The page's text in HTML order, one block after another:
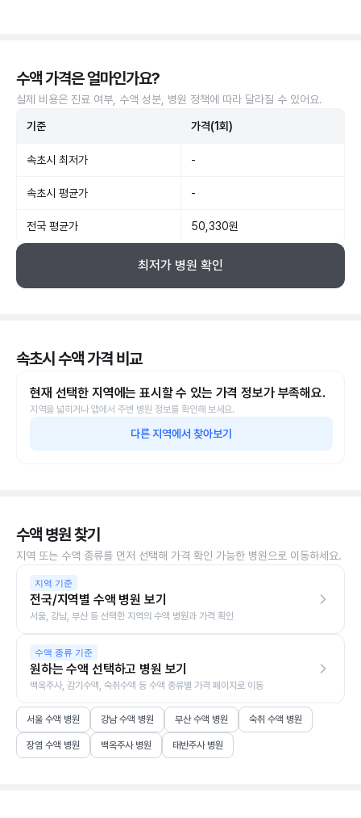
수액 가격은 얼마인가요?
실제 비용은 진료 여부, 수액 성분, 병원 정책에 따라 달라질 수 있어요.
기준 가격(1회)
속초시 최저가 -
속초시 평균가 -
전국 평균가 50,330원
최저가 병원 확인
속초시 수액 가격 비교
현재 선택한 지역에는 표시할 수 있는 가격 정보가 부족해요.
지역을 넓히거나 앱에서 주변 병원 정보를 확인해 보세요.
다른 지역에서 찾아보기
수액 병원 찾기
지역 또는 수액 종류를 먼저 선택해 가격 확인 가능한 병원으로 이동하세요.
지역 기준
전국/지역별 수액 병원 보기
서울, 강남, 부산 등 선택한 지역의 수액 병원과 가격 확인
수액 종류 기준
원하는 수액 선택하고 병원 보기
백옥주사, 감기수액, 숙취수액 등 수액 종류별 가격 페이지로 이동
서울 수액 병원 강남 수액 병원 부산 수액 병원 숙취 수액 병원
장염 수액 병원 백옥주사 병원 태반주사 병원